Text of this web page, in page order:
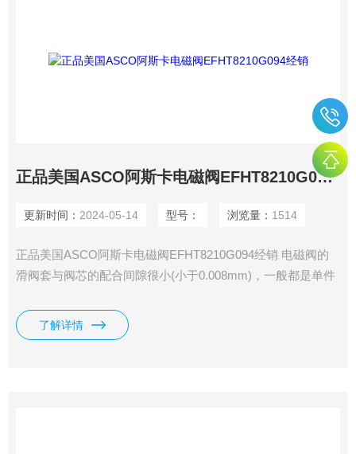
正品美国ASCO阿斯卡电磁阀EFHT8210G094经销
更新时间： 2024-05-14 型号： 浏览量： 1514
正品美国ASCO阿斯卡电磁阀EFHT8210G094经销 电磁阀的
滑阀套与阀芯的配合间隙很小(小于0.008mm)，一般都是单件
了解详情